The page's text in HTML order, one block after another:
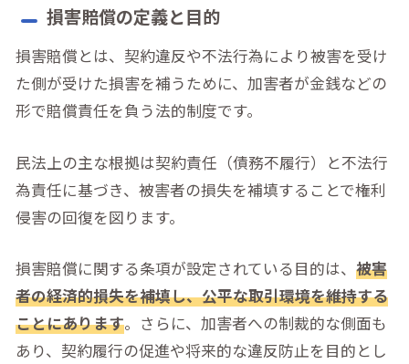
損害賠償の定義と目的
損害賠償とは、契約違反や不法行為により被害を受け
た側が受けた損害を補うために、加害者が金銭などの
形で賠償責任を負う法的制度です。
民法上の主な根拠は契約責任（債務不履行）と不法行
為責任に基づき、被害者の損失を補填することで権利
侵害の回復を図ります。
損害賠償に関する条項が設定されている目的は、 被害
者の経済的損失を補填し、公平な取引環境を維持する
ことにあります。さらに、加害者への制裁的な側面も
あり、契約履行の促進や将来的な違反防止を目的とし